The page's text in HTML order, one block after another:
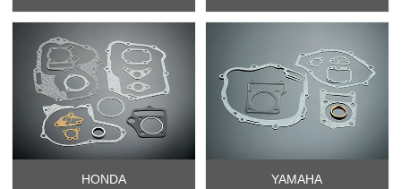
HONDA YAMAHA